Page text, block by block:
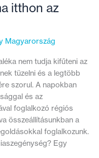
itthon az
Magyarország
nem tudja kifűteni az
tüzelni és a legtöbb
szorul. A napokban
és az
foglalkozó régiós
összeállításunkban a
foglalkozunk.
Egy